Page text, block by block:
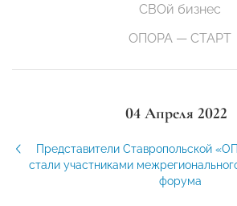
СВОй бизнес
ОПОРА — СТАРТ
04 Апреля 2022
Представители Ставропольской
стали участниками
форума